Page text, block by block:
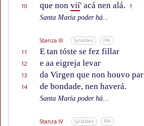
10
que non vií' acá nen alá. †
Santa María poder há...
Stanza III Syllables IPA
11 E tan tóste se fez fillar
12
e aa eigreja levar
13
da Virgen que non houvo par
14
de bondade, nen haverá.
Santa María poder há...
Stanza IV Syllables IPA